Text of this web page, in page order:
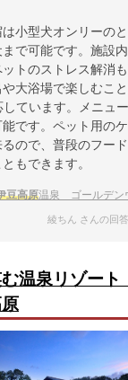
小型犬オンリーの
で可能です。施設
トのストレス解消
大浴場で楽しむこ
ています。メニュ
です。ペット用の
ので、普段のフー
もできます。
豆高原温泉 ゴールデンウィークにペ
綾ちん さんの回
む温泉リゾー